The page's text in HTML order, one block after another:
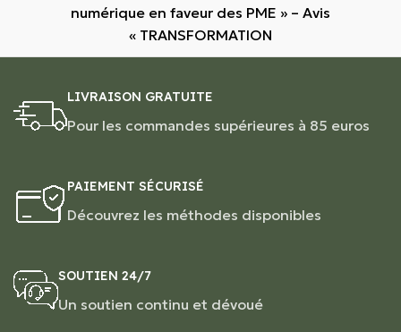
numérique en faveur des PME » – Avis
« TRANSFORMATION
LIVRAISON GRATUITE
Pour les commandes supérieures à 85 euros
PAIEMENT SÉCURISÉ
Découvrez les méthodes disponibles
SOUTIEN 24/7
Un soutien continu et dévoué